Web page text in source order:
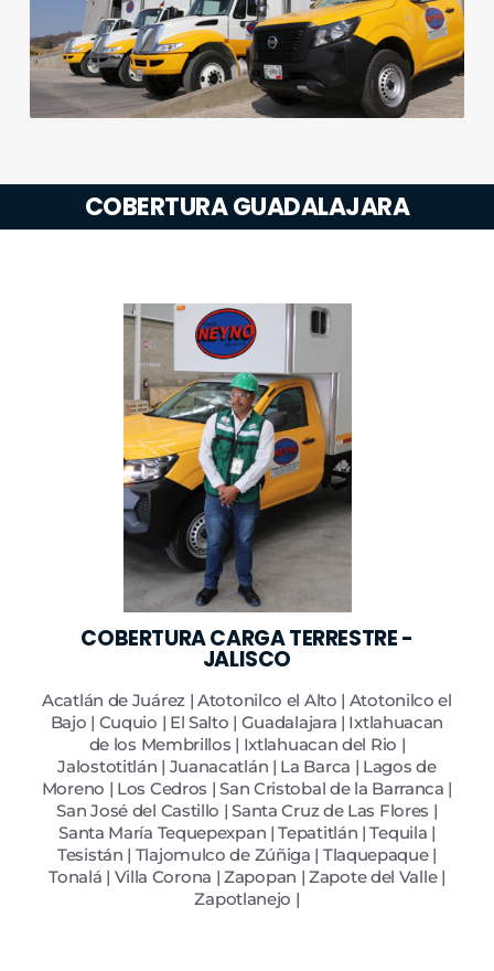
COBERTURA GUADALAJARA
COBERTURA CARGA TERRESTRE -
JALISCO
Acatlán de Juárez | Atotonilco el Alto | Atotonilco el
Bajo | Cuquio | El Salto | Guadalajara | Ixtlahuacan
de los Membrillos | Ixtlahuacan del Rio |
Jalostotitlán | Juanacatlán | La Barca | Lagos de
Moreno | Los Cedros | San Cristobal de la Barranca |
San José del Castillo | Santa Cruz de Las Flores |
Santa María Tequepexpan | Tepatitlán | Tequila |
Tesistán | Tlajomulco de Zúñiga | Tlaquepaque |
Tonalá | Villa Corona | Zapopan | Zapote del Valle |
Zapotlanejo |